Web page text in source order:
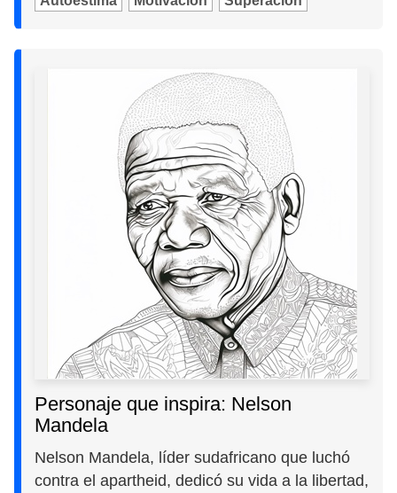
Personaje que inspira: Nelson
Mandela
Nelson Mandela, líder sudafricano que luchó
contra el apartheid, dedicó su vida a la libertad,